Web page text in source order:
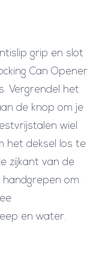
grip en slot
Can Opener
Vergrendel het
de knop om je
wiel
het deksel los te
zijkant van de
handgrepen om
en water.